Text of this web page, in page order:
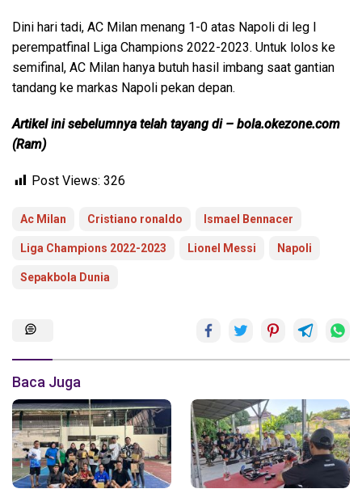
Dini hari tadi, AC Milan menang 1-0 atas Napoli di leg I
perempatfinal Liga Champions 2022-2023. Untuk lolos ke
semifinal, AC Milan hanya butuh hasil imbang saat gantian
tandang ke markas Napoli pekan depan.
Artikel ini sebelumnya telah tayang di – bola.okezone.com
(Ram)
Post Views: 326
Ac Milan Cristiano ronaldo Ismael Bennacer
Liga Champions 2022-2023 Lionel Messi Napoli
Sepakbola Dunia
Baca Juga